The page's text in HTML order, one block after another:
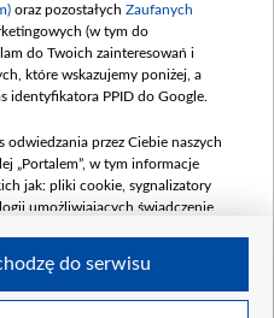
000,00 PLN
GRUDZIEŃ 2025
000,00 PLN
LUTY 2026 (wpłata
370 mln,8
oraz pozostałych Zaufanych
(w tym do
do Twoich zainteresowań i
które wskazujemy poniżej, a
identyfikatora PPID do Google.
odwiedzania przez Ciebie naszych
„Portalem”, w tym informacje
jak: pliki cookie, sygnalizatory
umożliwiających świadczenie
do serwisu